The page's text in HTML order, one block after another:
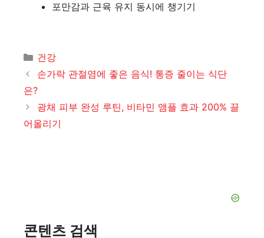
포만감과 근육 유지 동시에 챙기기
카
테
고
건강
손가락 관절염에 좋은 음식! 통증 줄이는 식단
은?
광채 피부 완성 루틴, 비타민 앰플 효과 200% 끌
어올리기
콘텐츠 검색